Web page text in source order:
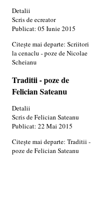
Detalii
Scris deecreator
Publicat: 05 Iunie 2015
Citește mai departe: Scriitori
la cenaclu - poze de Nicolae
Scheianu
Traditii - poze de
Felician Sateanu
Detalii
Scris deFelician Sateanu
Publicat: 22 Mai 2015
Citește mai departe: Traditii -
poze de Felician Sateanu